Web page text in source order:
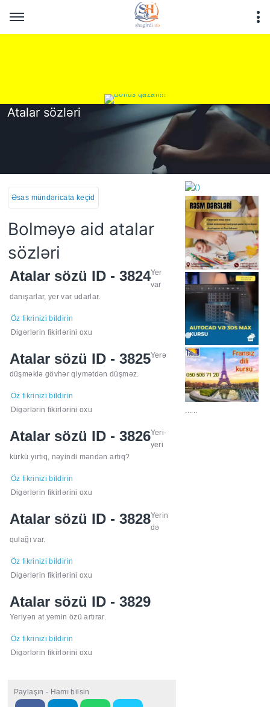
Atalar sözləri
Əsas mündəricata keçid
Bolməyə aid atalar
sözləri
Atalar sözü ID - 3824Yer
var
danışarlar, yer var udarlar.
Öz fikrinizi bildirin
Digərlərin fikirlərini oxu
Atalar sözü ID - 3825Yerə
düşməklə gövhər qiymətdən düşməz.
Öz fikrinizi bildirin
Digərlərin fikirlərini oxu
Atalar sözü ID - 3826Yeri-
yeri
kürkü yırtıq, nəyindi məndən artıq?
Öz fikrinizi bildirin
Digərlərin fikirlərini oxu
Atalar sözü ID - 3828Yerin
də
qulağı var.
Öz fikrinizi bildirin
Digərlərin fikirlərini oxu
Atalar sözü ID - 3829
Yeriyən at yemin özü artırar.
Öz fikrinizi bildirin
Digərlərin fikirlərini oxu
Paylaşın - Hamı bilsin
https://wa.me/
......